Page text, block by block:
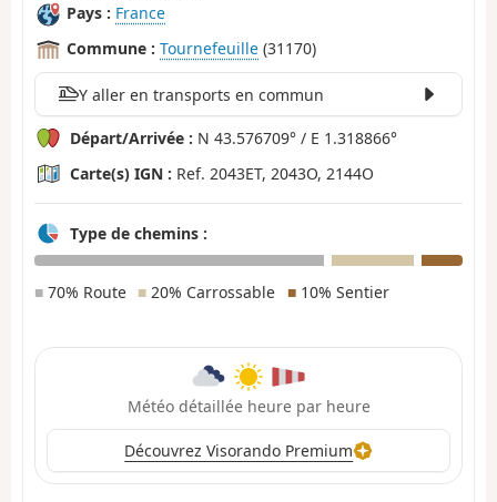
Pays : France
Commune : Tournefeuille (31170)
Y aller en transports en commun
Départ/Arrivée : N 43.576709° / E 1.318866°
Carte(s) IGN : Ref. 2043ET, 2043O, 2144O
Type de chemins :
■ 70% Route ■ 20% Carrossable ■10% Sentier
Météo détaillée heure par heure
Découvrez Visorando Premium